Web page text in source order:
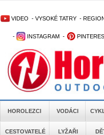
VIDEO - VYSOKÉ TATRY -
- INSTAGRAM -
HOROLEZCI VODÁCI
CESTOVATELÉ LYŽAŘI